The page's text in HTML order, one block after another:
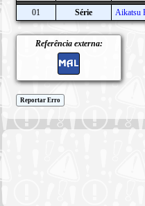
01
Série Aikatsu
Referência externa:
Reportar Erro